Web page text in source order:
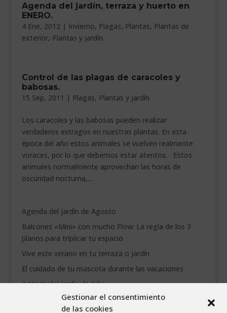
Gestionar el consentimiento
de las cookies
Agenda del jardín, terraza y huerto en
ENERO.
4 Ene, 2012| Invierno, Plagas, Plantas, Plantas de
exterior, Plantas y jardín
Control de las plagas de caracoles y
babosas.
15 Sep, 2011 | Plagas, Plantas y jardín
Los caracoles y las babosas pueden realizar
verdaderos estragos en nuestras plantas. En esta
época del año estos animales se vuelven realmente
voraces, por lo que debemos estar atentos. Estos
animales normalmente aprovechan las horas de
oscuridad nocturna,...
Agenda del jardín de Agosto
Balcones «Mini» con mucho Flow: La regla de los 3
planos para triplicar tu espacio
Vive este verano en tu terraza o jardín
El cuidado de tu mascota durante las vacaciones
Agenda del jardín de Julio
agosto 2026